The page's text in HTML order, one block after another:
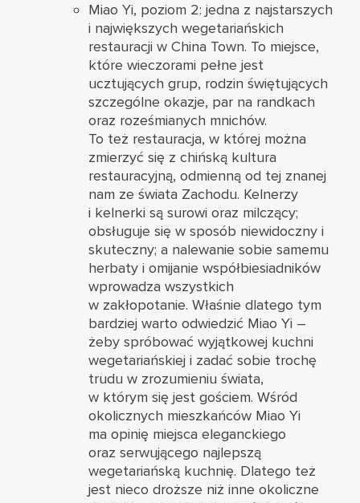
Miao Yi, poziom 2: jedna z najstarszych
i największych wegetariańskich
restauracji w China Town. To miejsce,
które wieczorami pełne jest
ucztujących grup, rodzin świętujących
szczególne okazje, par na randkach
oraz roześmianych mnichów.
To też restauracja, w której można
zmierzyć się z chińską kultura
restauracyjną, odmienną od tej znanej
nam ze świata Zachodu. Kelnerzy
i kelnerki są surowi oraz milczący;
obsługuje się w sposób niewidoczny i
skuteczny; a nalewanie sobie samemu
herbaty i omijanie współbiesiadników
wprowadza wszystkich
w zakłopotanie. Właśnie dlatego tym
bardziej warto odwiedzić Miao Yi –
żeby spróbować wyjątkowej kuchni
wegetariańskiej i zadać sobie trochę
trudu w zrozumieniu świata,
w którym się jest gościem. Wśród
okolicznych mieszkańców Miao Yi
ma opinię miejsca eleganckiego
oraz serwującego najlepszą
wegetariańską kuchnię. Dlatego też
jest nieco droższe niż inne okoliczne